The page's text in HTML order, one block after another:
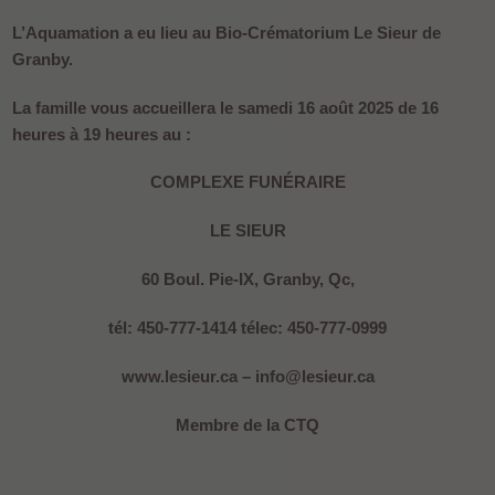
L’Aquamation a eu lieu au Bio-Crématorium Le Sieur de
Granby.
La famille vous accueillera le samedi 16 août 2025 de 16
heures à 19 heures au :
COMPLEXE FUNÉRAIRE
LE SIEUR
60 Boul. Pie-IX, Granby, Qc,
tél: 450-777-1414 télec: 450-777-0999
www.lesieur.ca – info@lesieur.ca
Membre de la CTQ